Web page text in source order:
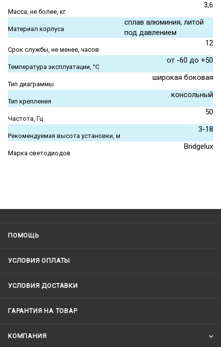
Масса, не более, кг
3,6
Материал корпуса
сплав алюминия, литой
под давлением
Срок службы, не менее, часов
12
Температура эксплуатации, °С
от -60 до +50
Тип диаграммы
широкая боковая
Тип крепления
консольный
Частота, Гц
50
Рекомендуемая высота установки, м
3-18
Марка светодиодов
Bridgelux
ПОМОЩЬ
УСЛОВИЯ ОПЛАТЫ
УСЛОВИЯ ДОСТАВКИ
ГАРАНТИЯ НА ТОВАР
КОМПАНИЯ